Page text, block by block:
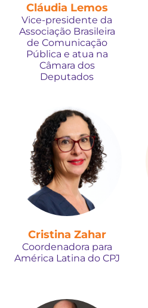
Cláudia Lemos
Vice-presidente da
Associação Brasileira
de Comunicação
Pública e atua na
Câmara dos
Deputados
Cristina Zahar
Coordenadora para
América Latina do CPJ